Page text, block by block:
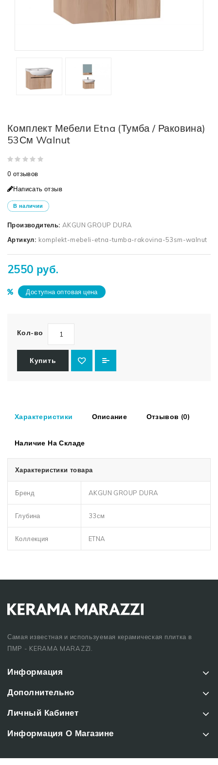
Комплект Мебели Etna (Тумба / Раковина)
53См Walnut
0 отзывов
Написать отзыв
В наличии
Производитель: AKGUN GROUP DURA
Артикул: komplekt-mebeli-etna-tumba-rakovina-53sm-walnut
2550 руб.
Доступна оптовая цена
Кол-во
Купить
Характеристики Описание Отзывов (0)
Наличие На Складе
Характеристики товара
Бренд AKGUN GROUP DURA
Глубина 33см
Коллекция ETNA
Самая известная и используемая керамическая плитка в
ПМР - KERAMA MARAZZI.
Информация
Дополнительно
Личный Кабинет
Информация О Магазине